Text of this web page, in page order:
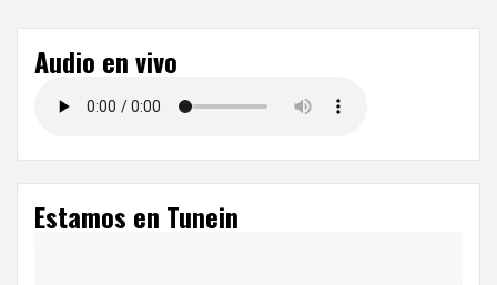
Audio en vivo
Estamos en Tunein